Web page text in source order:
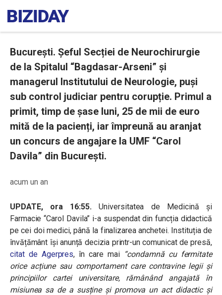
București. Șeful Secției de Neurochirurgie
de la Spitalul “Bagdasar-Arseni” şi
managerul Institutului de Neurologie, puși
sub control judiciar pentru corupție. Primul a
primit, timp de șase luni, 25 de mii de euro
mită de la pacienți, iar împreună au aranjat
un concurs de angajare la UMF “Carol
Davila” din București.
acum un an
UPDATE, ora 16:55.Universitatea de Medicină și
Farmacie “Carol Davila” i-a suspendat din funcția didactică
pe cei doi medici, până la finalizarea anchetei. Instituția de
învățământ își anunță decizia printr-un comunicat de presă,
citat de Agerpres, în care mai “condamnă cu fermitate
orice acțiune sau comportament care contravine legii și
principiilor cartei universitare, rămânând angajată în
misiunea sa de a susține și promova un act didactic și